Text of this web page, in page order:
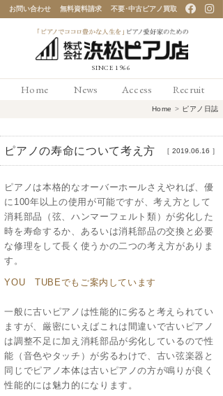
「ピアノでココロ豊かな
人生を」ピアノ愛好家の
ための 浜松ピアノ店
お問い合わせ 無料資料請求 不要･中古ピアノ買取
Home News Access Recruit
Home > ピアノ日誌
［ 2019.06.16 ］
ピアノの寿命について考え方
ピアノは本格的なオーバーホールさえやれば、優
に100年以上の使用が可能ですが、考え方として
消耗部品（弦、ハンマーフェルト類）が劣化した
時を寿命するか、あるいは消耗部品の交換と必要
な修理をして長く使うかの二つの考え方がありま
す。
YOU TUBEでもご案内しています
一般に古いピアノは性能的に劣ると考えられてい
ますが、厳密にいえばこれは間違いで古いピアノ
は調整不足に加え消耗部品が劣化しているので性
能（音色やタッチ）が劣るわけで、古い弦楽器と
同じでピアノ本体は古いピアノの方が鳴りが良く
性能的には魅力的になります。